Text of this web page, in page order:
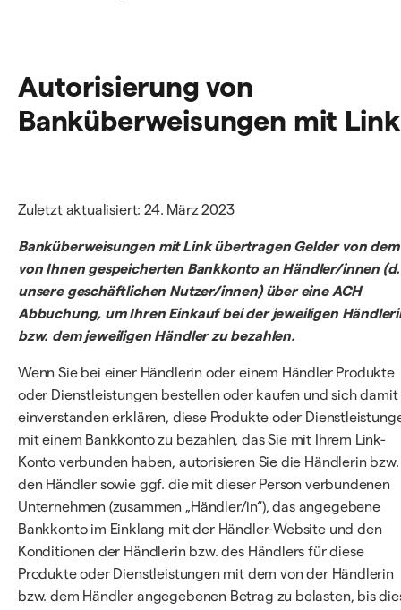
Autorisierung von
Banküberweisungen mit Link
Zuletzt aktualisiert: 24. März 2023
Banküberweisungen mit Link übertragen Gelder von dem
von Ihnen gespeicherten Bankkonto an Händler/innen
unsere geschäftlichen Nutzer/innen) über eine ACH
Abbuchung, um Ihren Einkauf bei der jeweiligen
bzw. dem jeweiligen Händler zu bezahlen.
Wenn Sie bei einer Händlerin oder einem Händler Produkte
oder Dienstleistungen bestellen oder kaufen und sich damit
einverstanden erklären, diese Produkte oder
mit einem Bankkonto zu bezahlen, das Sie mit Ihrem Link-
Konto verbunden haben, autorisieren Sie die Händlerin bzw.
den Händler sowie ggf. die mit dieser Person verbundenen
Unternehmen (zusammen „Händler/in“), das angegebene
Bankkonto im Einklang mit der Händler-Website und den
Konditionen der Händlerin bzw. des Händlers für diese
Produkte oder Dienstleistungen mit dem von der Händlerin
bzw. dem Händler angegebenen Betrag zu belasten, bis